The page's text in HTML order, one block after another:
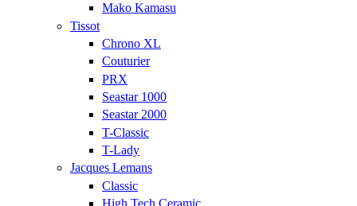
Mako Kamasu
Tissot
Chrono XL
Couturier
PRX
Seastar 1000
Seastar 2000
T-Classic
T-Lady
Jacques Lemans
Classic
High Tech Ceramic